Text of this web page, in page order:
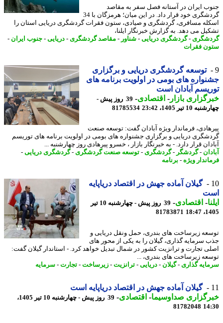
ایران در آستانه فصل سفر به مقاصد
گردشگری خود قرار داد. در این میان؛ هرمزگان با 34
مسافری، گردشگری و صیادی، ستون فقرات گردشگری دریایی استان را
می دهد. به گزارش خبرنگار ایلنا،
- گردشگری دریایی -شناور-مقاصد گردشگری- دریایی -جنوب ایران -
فقرات
توسعه گردشگری دریایی و برگزاری
های بومی در اولویت برنامه های
آبادان است
بازار- اقتصادی-
39 روز پیش -
10 تیر 1405، 23:42
81785534
فرماندار ویژه آبادان گفت: توسعه صنعت
دریایی و برگزاری جشنواره های بومی در اولویت برنامه های توریسم
قرار دارد. - به خبرنگار بازار ، خسرو پیرهادی روز چهارشنبه ...
- گردشگر-گردشگری- توسعه صنعت گردشگری- گردشگری دریایی -
ویژه -برنامه
گیلان آماده جهش در اقتصاد دریاپایه
-اقتصادی-
39 روز پیش - چهارشنبه 10 تیر
81783871
زیرساخت های بندری، حمل ونقل دریایی و
سرمایه گذاری، گیلان را به یکی از محور های
تجارت و ترانزیت کشور در شمال تبدیل خواهد کرد. - استاندار گیلان گفت:
زیرساخت های بندری، ...
گذاری- گیلان-دریایی -ترانزیت-زیرساخت-تجارت- سرمایه
گیلان آماده جهش در اقتصاد دریاپایه است
صداوسیما-اقتصادی-
39 روز پیش - چهارشنبه 10 تیر 1405،
81782048